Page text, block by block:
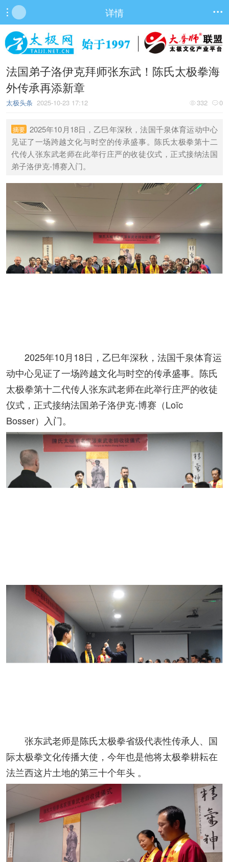
 详情 
法国弟子洛伊克拜师张东武！陈氏太极拳海
外传承再添新章
332 0
太极头条 2025-10-23 17:12
摘要 2025年10月18日，乙巳年深秋，法国千泉体育运动中心
见证了一场跨越文化与时空的传承盛事。陈氏太极拳第十二
代传人张东武老师在此举行庄严的收徒仪式，正式接纳法国
弟子洛伊克-博赛入门。
2025年10月18日，乙巳年深秋，法国千泉体育运
动中心见证了一场跨越文化与时空的传承盛事。陈氏
太极拳第十二代传人张东武老师在此举行庄严的收徒
仪式，正式接纳法国弟子洛伊克-博赛（Loïc
Bosser）入门。
张东武老师是陈氏太极拳省级代表性传承人、国
际太极拳文化传播大使，今年也是他将太极拳耕耘在
法兰西这片土地的第三十个年头 。